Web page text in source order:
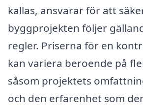
kallas, ansvarar för att
byggprojekten följer
regler. Priserna för en
kan variera beroende på
såsom projektets
och den erfarenhet som